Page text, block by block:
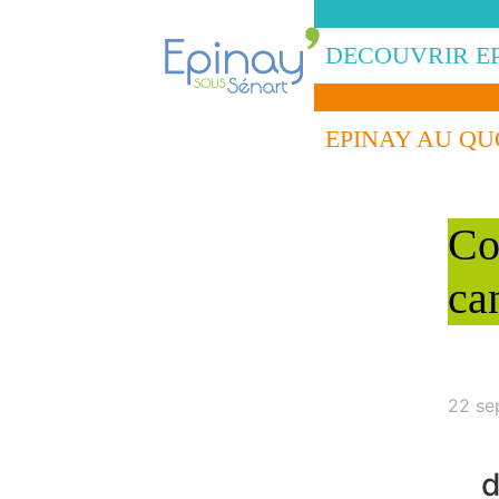
DECOUVRIR
EPINAY AU
22